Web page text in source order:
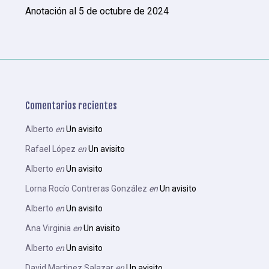
Anotación al 5 de octubre de 2024
Comentarios recientes
Alberto enUn avisito
Rafael López enUn avisito
Alberto enUn avisito
Lorna Rocío Contreras González enUn avisito
Alberto enUn avisito
Ana Virginia enUn avisito
Alberto enUn avisito